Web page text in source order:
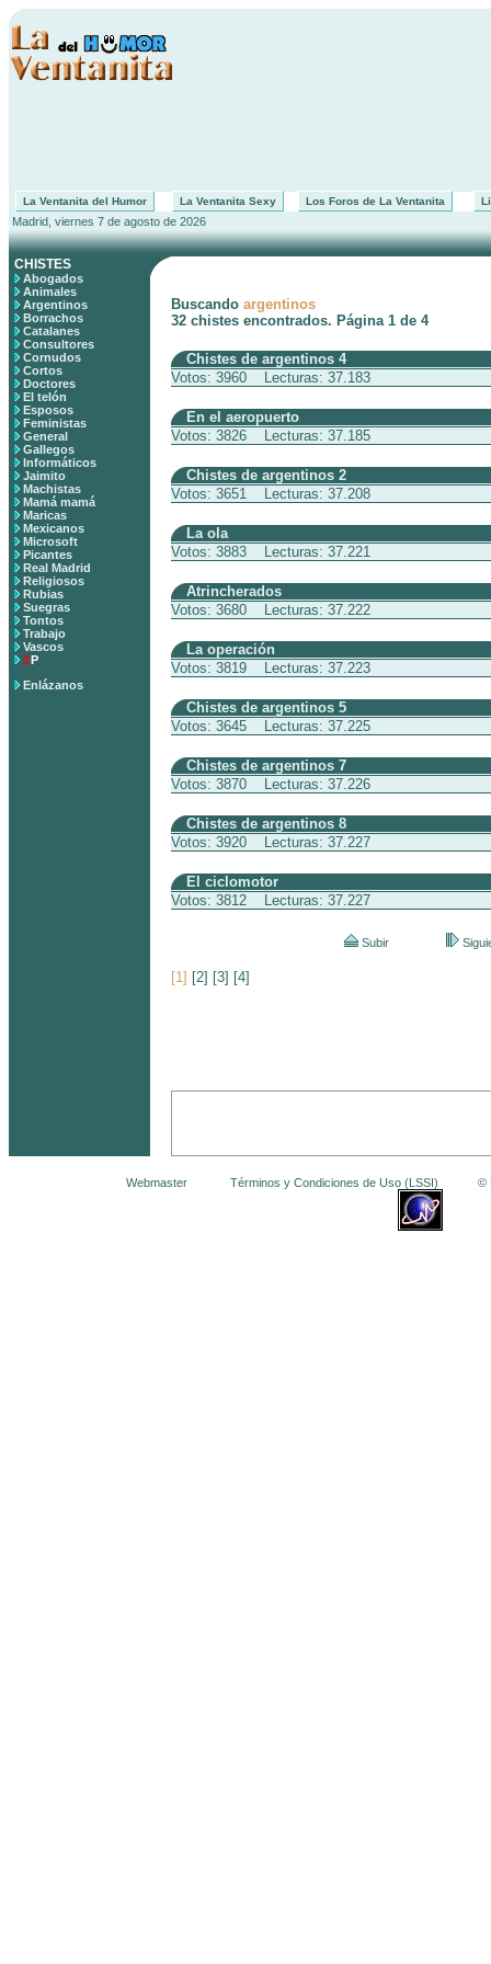
La Ventanita del Humor La Ventanita Sexy Los Foros de La Ventanita
Madrid, viernes 7 de agosto de 2026
CHISTES
Abogados
Animales
Argentinos
Borrachos
Catalanes
Consultores
Cornudos
Cortos
Doctores
El telón
Esposos
Feministas
General
Gallegos
Informáticos
Jaimito
Machistas
Mamá mamá
Maricas
Mexicanos
Microsoft
Picantes
Real Madrid
Religiosos
Rubias
Suegras
Tontos
Trabajo
Vascos
ZP
Enlázanos
Buscando argentinos
32 chistes encontrados. Página 1 de 4
Chistes de argentinos 4
Votos: 3960 Lecturas: 37.183
En el aeropuerto
Votos: 3826 Lecturas: 37.185
Chistes de argentinos 2
Votos: 3651 Lecturas: 37.208
La ola
Votos: 3883 Lecturas: 37.221
Atrincherados
Votos: 3680 Lecturas: 37.222
La operación
Votos: 3819 Lecturas: 37.223
Chistes de argentinos 5
Votos: 3645 Lecturas: 37.225
Chistes de argentinos 7
Votos: 3870 Lecturas: 37.226
Chistes de argentinos 8
Votos: 3920 Lecturas: 37.227
El ciclomotor
Votos: 3812 Lecturas: 37.227
Subir
[1] [2] [3] [4]
Webmaster Términos y Condiciones de Uso (LSSI) © La